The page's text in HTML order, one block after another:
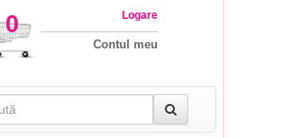
0 Logare
Contul meu